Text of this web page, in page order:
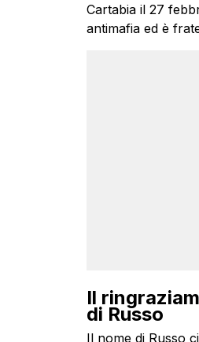
Cartabia il 27
antimafia ed è
Il
di Russo
Il nome di Russo